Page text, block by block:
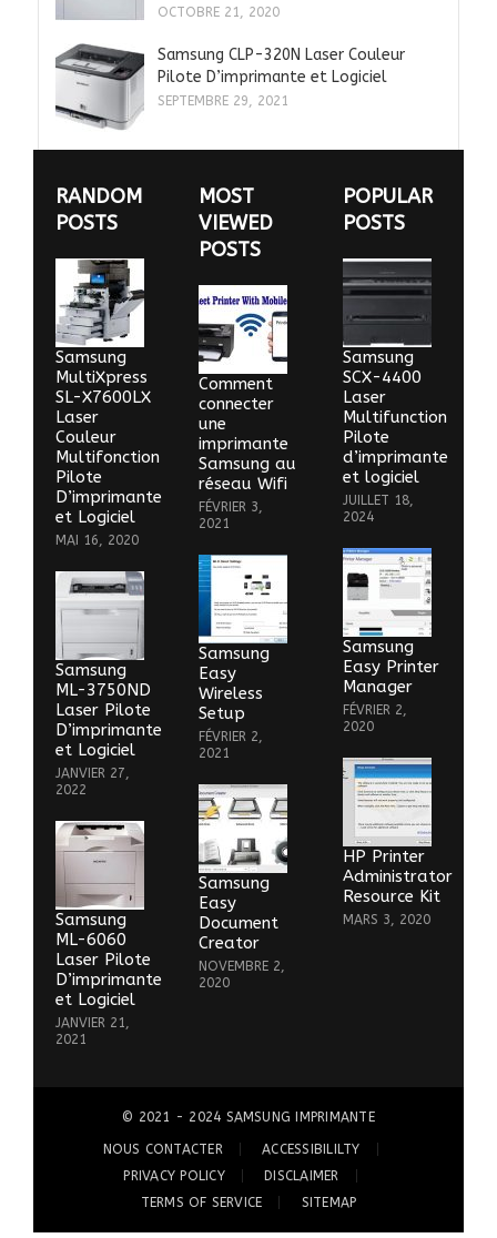
OCTOBRE 21, 2020
Samsung CLP-320N Laser Couleur
Pilote D’imprimante et Logiciel
SEPTEMBRE 29, 2021
RANDOM
POSTS
Samsung
MultiXpress
SL-X7600LX
Laser
Couleur
Multifonction
Pilote
D’imprimante
et Logiciel
MAI 16, 2020
Samsung
ML-3750ND
Laser Pilote
D’imprimante
et Logiciel
JANVIER 27,
2022
Samsung
ML-6060
Laser Pilote
D’imprimante
et Logiciel
JANVIER 21,
2021
MOST
VIEWED
POSTS
Comment
connecter
une
imprimante
Samsung au
réseau Wifi
FÉVRIER 3,
2021
Samsung
Easy
Wireless
Setup
FÉVRIER 2,
2021
Samsung
Easy
Document
Creator
NOVEMBRE 2,
2020
POPULAR
POSTS
Samsung
SCX-4400
Laser
Multifunction
Pilote
d’imprimante
et logiciel
JUILLET 18,
2024
Samsung
Easy Printer
Manager
FÉVRIER 2,
2020
HP Printer
Administrator
Resource Kit
MARS 3, 2020
© 2021 - 2024 SAMSUNG IMPRIMANTE
NOUS CONTACTER
ACCESSIBILILTY
PRIVACY POLICY
DISCLAIMER
TERMS OF SERVICE
SITEMAP